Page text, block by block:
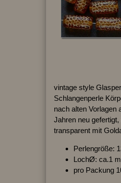
vintage style
Schlangenperle
nach alten Vorlagen
Jahren neu gefertigt,
transparent mit
Perlengröße:
LochØ: ca.1
pro Packung